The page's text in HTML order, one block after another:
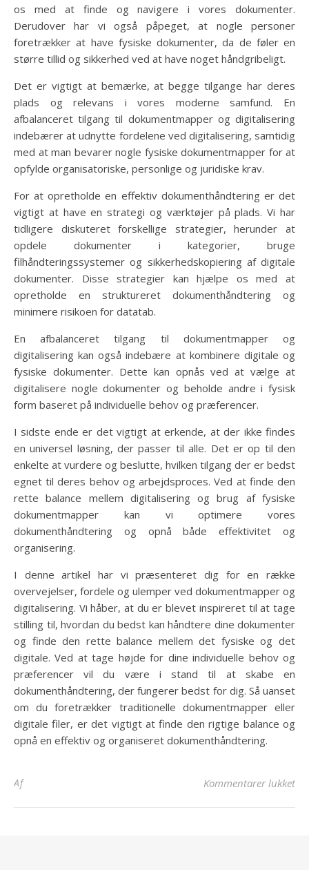
os med at finde og navigere i vores dokumenter.
Derudover har vi også påpeget, at nogle personer
foretrækker at have fysiske dokumenter, da de føler en
større tillid og sikkerhed ved at have noget håndgribeligt.
Det er vigtigt at bemærke, at begge tilgange har deres
plads og relevans i vores moderne samfund. En
afbalanceret tilgang til dokumentmapper og digitalisering
indebærer at udnytte fordelene ved digitalisering, samtidig
med at man bevarer nogle fysiske dokumentmapper for at
opfylde organisatoriske, personlige og juridiske krav.
For at opretholde en effektiv dokumenthåndtering er det
vigtigt at have en strategi og værktøjer på plads. Vi har
tidligere diskuteret forskellige strategier, herunder at
opdele dokumenter i kategorier, bruge
filhåndteringssystemer og sikkerhedskopiering af digitale
dokumenter. Disse strategier kan hjælpe os med at
opretholde en struktureret dokumenthåndtering og
minimere risikoen for datatab.
En afbalanceret tilgang til dokumentmapper og
digitalisering kan også indebære at kombinere digitale og
fysiske dokumenter. Dette kan opnås ved at vælge at
digitalisere nogle dokumenter og beholde andre i fysisk
form baseret på individuelle behov og præferencer.
I sidste ende er det vigtigt at erkende, at der ikke findes
en universel løsning, der passer til alle. Det er op til den
enkelte at vurdere og beslutte, hvilken tilgang der er bedst
egnet til deres behov og arbejdsproces. Ved at finde den
rette balance mellem digitalisering og brug af fysiske
dokumentmapper kan vi optimere vores
dokumenthåndtering og opnå både effektivitet og
organisering.
I denne artikel har vi præsenteret dig for en række
overvejelser, fordele og ulemper ved dokumentmapper og
digitalisering. Vi håber, at du er blevet inspireret til at tage
stilling til, hvordan du bedst kan håndtere dine dokumenter
og finde den rette balance mellem det fysiske og det
digitale. Ved at tage højde for dine individuelle behov og
præferencer vil du være i stand til at skabe en
dokumenthåndtering, der fungerer bedst for dig. Så uanset
om du foretrækker traditionelle dokumentmapper eller
digitale filer, er det vigtigt at finde den rigtige balance og
opnå en effektiv og organiseret dokumenthåndtering.
Af Kommentarer lukkettil